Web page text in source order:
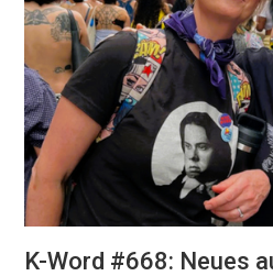
K-Word #668: Neues